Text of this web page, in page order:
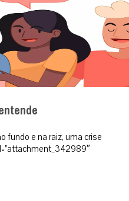
fundo e na raiz, uma crise